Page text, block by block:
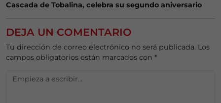
Cascada de Tobalina, celebra su segundo aniversario
DEJA UN COMENTARIO
Tu dirección de correo electrónico no será publicada. Los
campos obligatorios están marcados con *